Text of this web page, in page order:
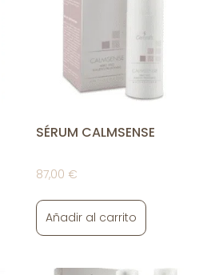
SÉRUM CALMSENSE
87,00 €
Añadir al carrito